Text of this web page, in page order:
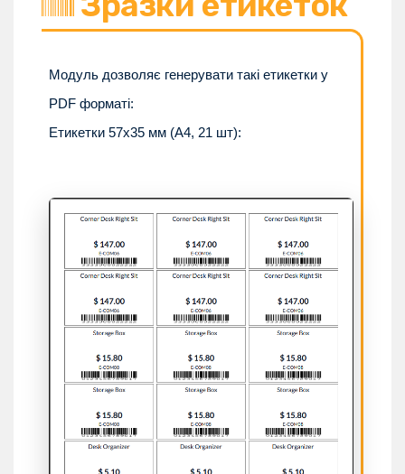
Модуль дозволяє генерувати такі етикетки у
PDF форматі:
Етикетки 57x35 мм (A4, 21 шт):